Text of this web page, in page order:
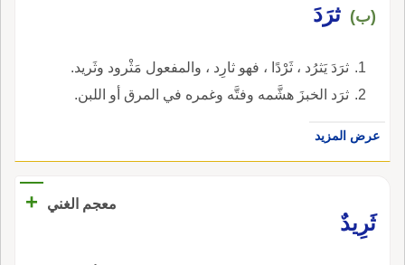
(ب) ثرَدَ
ثرَدَ يَثرُد ، ثَرْدًا ، فهو ثارِد ، والمفعول مَثْرود وثَريد.
ثرَد الخبزَ هشَّمه وفتَّه وغمره في المرق أو اللبن.
عرض المزيد
معجم الغني
+
ثَرِيدٌ